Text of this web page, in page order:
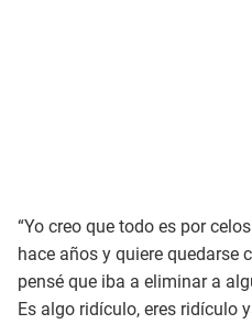
“Yo creo que todo es por
hace años y quiere quedarse
pensé que iba a eliminar a
Es algo ridículo, eres ridículo